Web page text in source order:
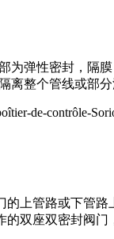
弹性密封，隔
整个管线或部
上管路或下管
双座双密封阀